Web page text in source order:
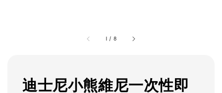
1 / 8
迪士尼小熊維尼一次性即